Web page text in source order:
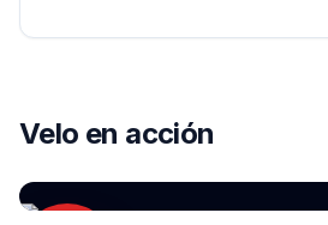
Velo en acción
energía portátil de 2025?